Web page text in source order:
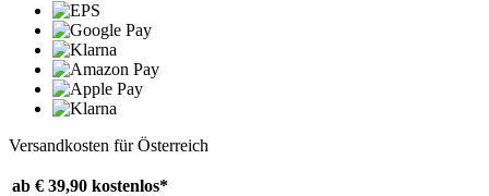
Versandkosten für Österreich
ab € 39,90 kostenlos*